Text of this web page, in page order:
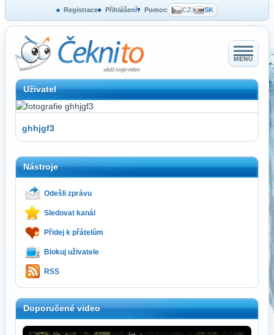
Registrace Přihlášení Pomoc CZ/ SK
MENU
Uživatel
ghhjgf3
Nástroje
Odešli zprávu
Sledovat kanál
Přidej k přátelům
Blokuj uživatele
RSS
Doporučené video